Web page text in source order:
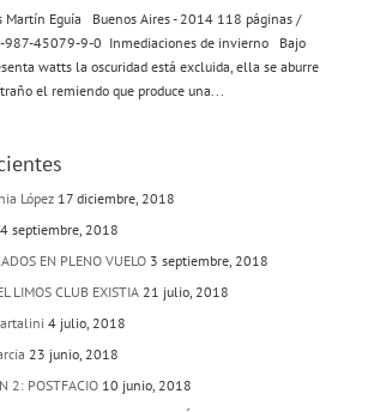
Martín Eguía Buenos Aires - 2014 118 páginas /
987-45079-9-0 Inmediaciones de invierno Bajo
watts la oscuridad está excluida, ella se aburre
el remiendo que produce una...
López 17 diciembre, 2018
septiembre, 2018
EN PLENO VUELO 3 septiembre, 2018
LIMOS CLUB EXISTIA 21 julio, 2018
4 julio, 2018
23 junio, 2018
2: POSTFACIO 10 junio, 2018